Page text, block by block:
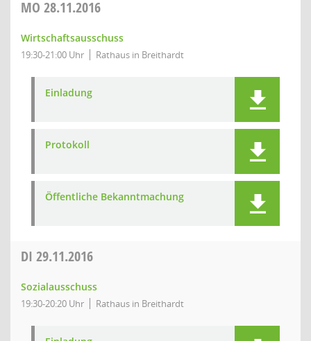
MO 28.11.2016
Wirtschaftsausschuss
19:30-21:00 Uhr Rathaus in Breithardt
Einladung
Protokoll
Öffentliche Bekanntmachung
DI 29.11.2016
Sozialausschuss
19:30-20:20 Uhr Rathaus in Breithardt